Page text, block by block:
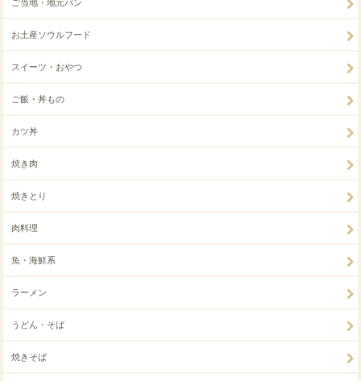
ご当地・地元パン
お土産ソウルフード
スイーツ・おやつ
ご飯・丼もの
カツ丼
焼き肉
焼きとり
肉料理
魚・海鮮系
ラーメン
うどん・そば
焼きそば